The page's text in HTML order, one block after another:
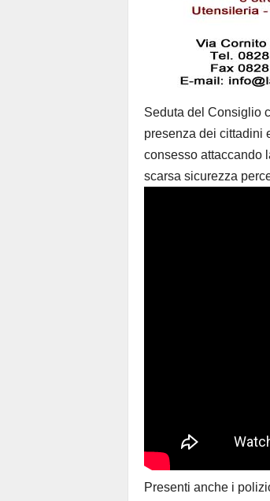
Seduta del Consiglio
presenza dei cittadini
consesso attaccando
scarsa sicurezza
Presenti anche i